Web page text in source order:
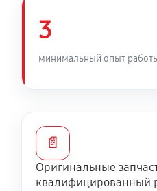
Ремонт корпуса
Замена кнопок и
Замена обмотки
3
минимальный опыт
📄
Оригинальные
квалифицированный